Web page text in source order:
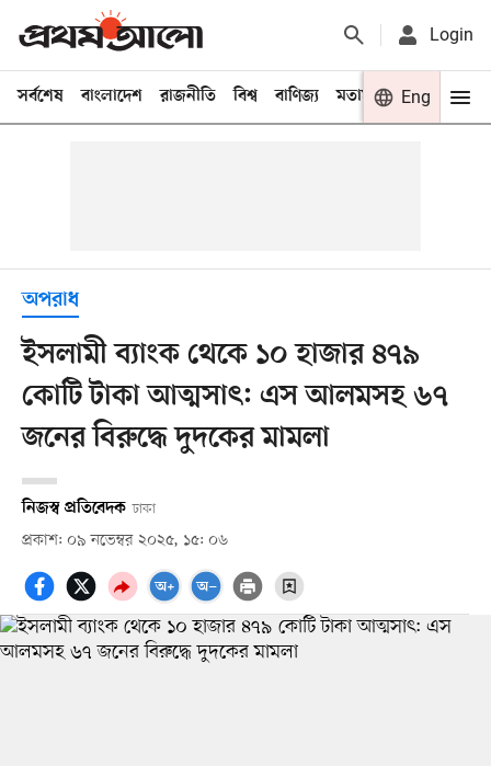
Login
সর্বশেষ বাংলাদেশ রাজনীতি বিশ্ব বাণিজ্য মতামত খেলা
Eng
অপরাধ
ইসলামী ব্যাংক থেকে ১০ হাজার ৪৭৯
কোটি টাকা আত্মসাৎ: এস আলমসহ ৬৭
জনের বিরুদ্ধে দুদকের মামলা
নিজস্ব প্রতিবেদক ঢাকা
প্রকাশ: ০৯ নভেম্বর ২০২৫, ১৫: ০৬